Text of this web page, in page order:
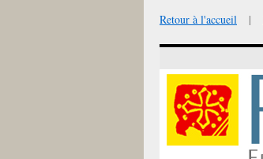
Retour à l'accueil |